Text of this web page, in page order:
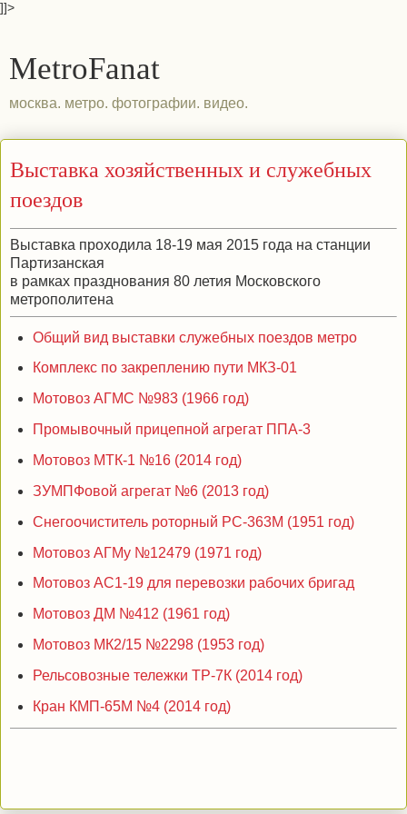
]]>
MetroFanat
москва. метро. фотографии. видео.
Выставка хозяйственных и служебных
поездов
Выставка проходила 18-19 мая 2015 года на станции
Партизанская
в рамках празднования 80 летия Московского
метрополитена
Общий вид выставки служебных поездов метро
Комплекс по закреплению пути МКЗ-01
Мотовоз АГМС №983 (1966 год)
Промывочный прицепной агрегат ППА-3
Мотовоз МТК-1 №16 (2014 год)
ЗУМПФовой агрегат №6 (2013 год)
Снегоочиститель роторный РС-363М (1951 год)
Мотовоз АГМу №12479 (1971 год)
Мотовоз АС1-19 для перевозки рабочих бригад
Мотовоз ДМ №412 (1961 год)
Мотовоз МК2/15 №2298 (1953 год)
Рельсовозные тележки ТР-7К (2014 год)
Кран КМП-65М №4 (2014 год)